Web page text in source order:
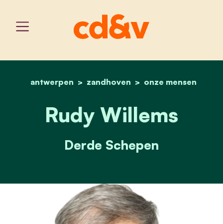
home
antwerpen zandhoven onze mensen
rudy willems
Rudy Willems
Derde Schepen